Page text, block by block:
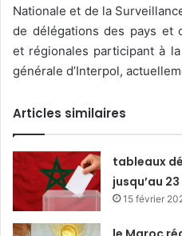
Nationale et de la
de délégations des pays et
et régionales participant à la
générale d’Interpol,
Articles similaires
tableaux
jusqu’au
15 février